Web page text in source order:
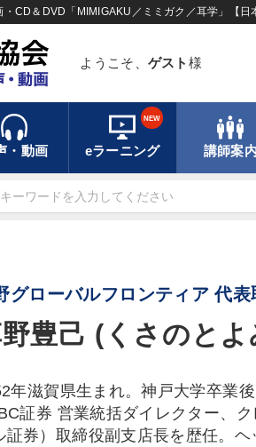
CD＆DVD「MIMIGAKU／ミミガク／耳学」【日
ようこそ、 ゲスト 様
・動画 eラーニング
NEW
講師案内
グローバルフロンティア 代表
豊己 (くさのとよ
年滋賀県生まれ。神戸大学卒業
証券 営業統括ダイレクター、
証券）取締役副支店長を歴任。